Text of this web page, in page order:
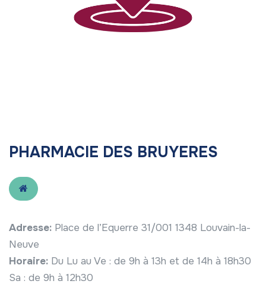
PHARMACIE DES BRUYERES
Adresse: Place de l’Equerre 31/001 1348 Louvain-la-
Neuve
Horaire: Du Lu au Ve : de 9h à 13h et de 14h à 18h30
Sa : de 9h à 12h30